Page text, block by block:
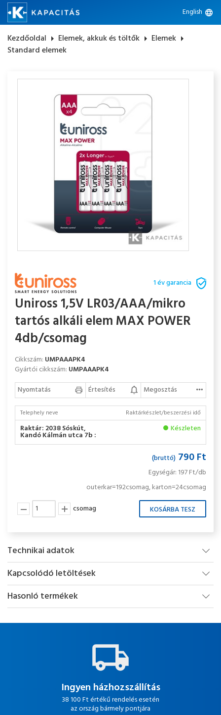
English language
Kezdőoldal arrow_right Elemek, akkuk és töltők arrow_right Elemek arrow_right
Standard elemek
1 év garancia
Uniross 1,5V LR03/AAA/mikro
tartós alkáli elem MAX POWER
4db/csomag
Cikkszám: UMPAAAPK4
Gyártói cikkszám: UMPAAAPK4
Nyomtatás
Értesítés Megosztás
Telephely neve Raktárkészlet/beszerzési idő
Raktár: 2038 Sóskút,
Kandó Kálmán utca 7b :
Készleten
(bruttó) 790 Ft
Egységár: 197 Ft/db
outerkar=192csomag, karton=24csomag
csomag
Technikai adatok
Kapcsolódó letöltések
Hasonló termékek
Ingyen házhozszállítás
38 100 Ft értékű rendelés esetén
az ország bármely pontjára